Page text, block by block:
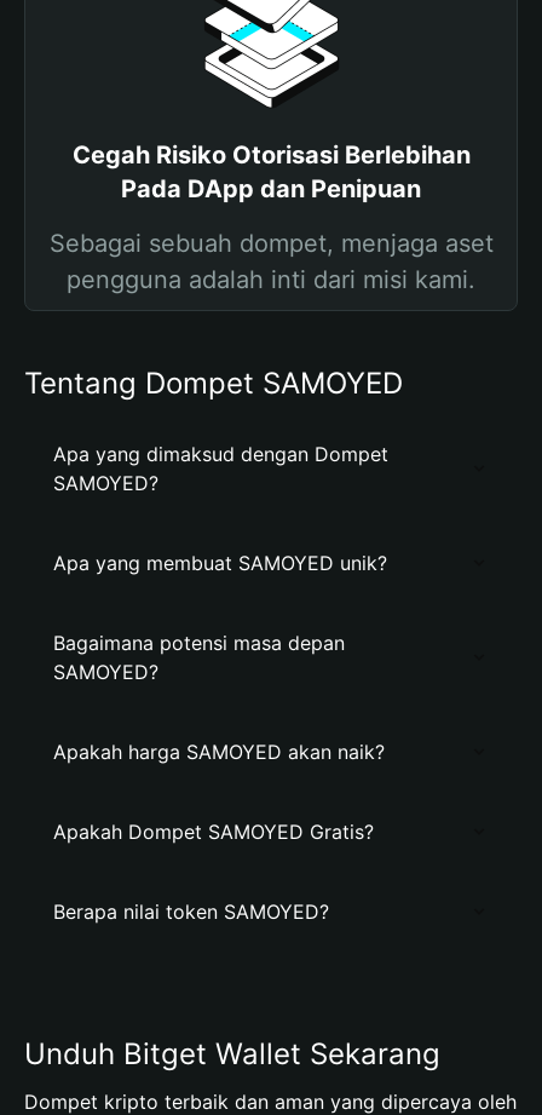
Cegah Risiko Otorisasi Berlebihan
Pada DApp dan Penipuan
Sebagai sebuah dompet, menjaga aset
pengguna adalah inti dari misi kami.
Tentang Dompet SAMOYED
Apa yang dimaksud dengan Dompet
SAMOYED?
Apa yang membuat SAMOYED unik?
Bagaimana potensi masa depan
SAMOYED?
Apakah harga SAMOYED akan naik?
Apakah Dompet SAMOYED Gratis?
Berapa nilai token SAMOYED?
Unduh Bitget Wallet Sekarang
Dompet kripto terbaik dan aman yang dipercaya oleh